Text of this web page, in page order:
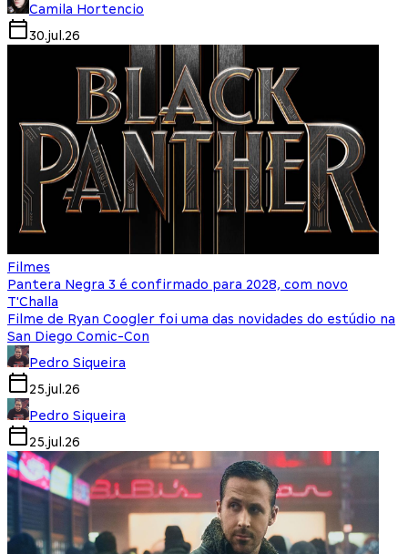
Camila Hortencio
30.jul.26
Filmes
Pantera Negra 3 é confirmado para 2028, com novo
T'Challa
Filme de Ryan Coogler foi uma das novidades do estúdio na
San Diego Comic-Con
Pedro Siqueira
25.jul.26
Pedro Siqueira
25.jul.26